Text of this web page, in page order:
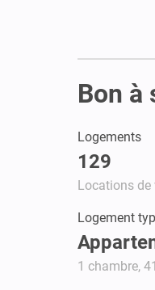
Bon à
Logements
129
Locations de
Logement
1 chambre,